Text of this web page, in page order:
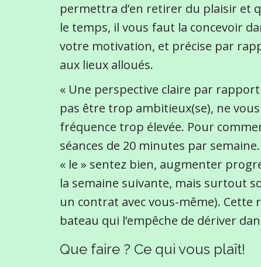
permettra d’en retirer du plaisir et
le temps, il vous faut la concevoir
votre motivation, et précise par
aux lieux alloués.
« Une perspective claire par
pas être trop ambitieux(se), ne
fréquence trop élevée. Pour
séances de 20 minutes par
« le » sentez bien, augmenter
la semaine suivante, mais surtout
un contrat avec vous-même). Cette
bateau qui l’empêche de dériver
Que faire ? Ce qui vous plaît!